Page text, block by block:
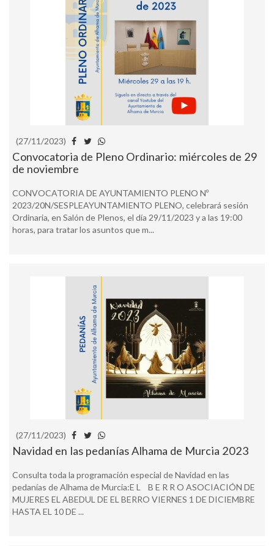
(27/11/2023)
Convocatoria de Pleno Ordinario: miércoles de 29
de noviembre
CONVOCATORIA DE AYUNTAMIENTO PLENO Nº
2023/20N/SESPLEAYUNTAMIENTO PLENO, celebrará sesión
Ordinaria, en Salón de Plenos, el día 29/11/2023 y a las 19:00
horas, para tratar los asuntos que m...
(27/11/2023)
Navidad en las pedanías Alhama de Murcia 2023
Consulta toda la programación especial de Navidad en las
pedanías de Alhama de Murcia:E L B E R R O ASOCIACIÓN DE
MUJERES EL ABEDUL DE EL BERRO VIERNES 1 DE DICIEMBRE
HASTA EL 10 DE ...